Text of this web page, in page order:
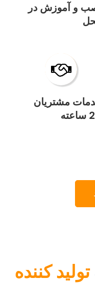
و آموزش در
مشتریان
تولید کننده